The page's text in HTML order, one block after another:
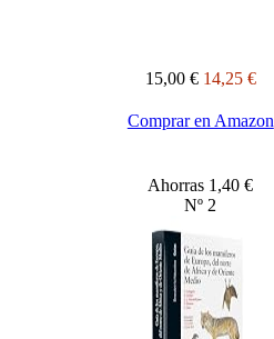
15,00 € 14,25 €
Comprar en Amazon
Ahorras 1,40 €
Nº 2